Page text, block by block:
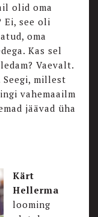
olid oma
Ei, see oli
oma
Kas sel
Vaevalt.
Seegi, millest
vahemaailm
jäävad üha
Kärt
Hellerma
looming